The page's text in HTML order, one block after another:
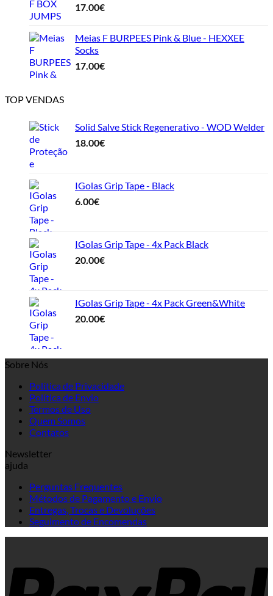
17.00€
Meias F BURPEES Pink & Blue - HEXXEE
Socks
17.00€
TOP VENDAS
Solid Salve Stick Regenerativo - WOD Welder
18.00€
IGolas Grip Tape - Black
6.00€
IGolas Grip Tape - 4x Pack Black
20.00€
IGolas Grip Tape - 4x Pack Green&White
20.00€
Sobre Nós
Política de Privacidade
Política de Envio
Termos de Uso
Quem Somos
Contatos
Newsletter
ajuda
Perguntas Frequentes
Métodos de Pagamento e Envio
Entregas, Trocas e Devoluções
Seguimento de Encomendas